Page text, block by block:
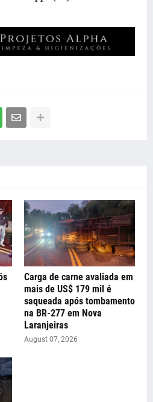
Carga de carne avaliada em
mais de US$ 179 mil é
saqueada após tombamento
na BR-277 em Nova
Laranjeiras
August 07, 2026